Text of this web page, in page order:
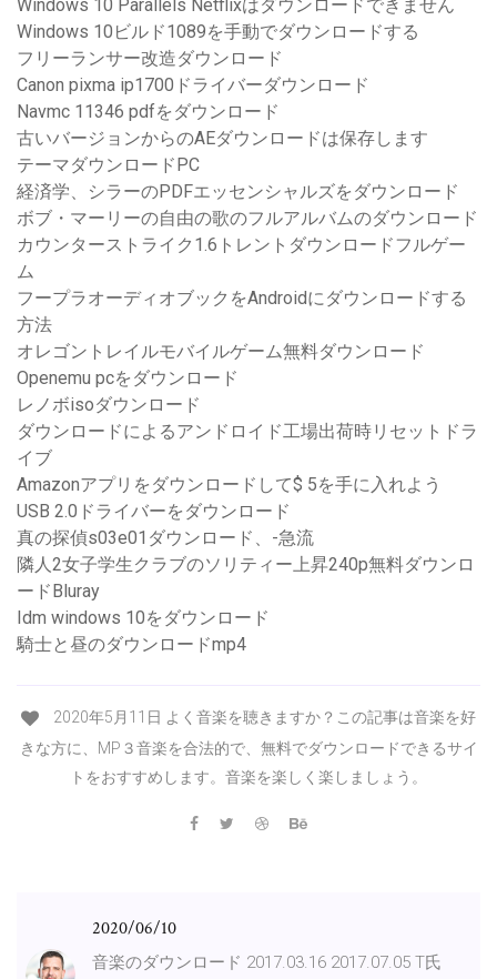
Windows 10 Parallels Netflixはダウンロードできません
Windows 10ビルド1089を手動でダウンロードする
フリーランサー改造ダウンロード
Canon pixma ip1700ドライバーダウンロード
Navmc 11346 pdfをダウンロード
古いバージョンからのAEダウンロードは保存します
テーマダウンロードPC
経済学、シラーのPDFエッセンシャルズをダウンロード
ボブ・マーリーの自由の歌のフルアルバムのダウンロード
カウンターストライク1.6トレントダウンロードフルゲー
ム
フープラオーディオブックをAndroidにダウンロードする
方法
オレゴントレイルモバイルゲーム無料ダウンロード
Openemu pcをダウンロード
レノボisoダウンロード
ダウンロードによるアンドロイド工場出荷時リセットドラ
イブ
Amazonアプリをダウンロードして$ 5を手に入れよう
USB 2.0ドライバーをダウンロード
真の探偵s03e01ダウンロード、-急流
隣人2女子学生クラブのソリティー上昇240p無料ダウンロ
ードBluray
Idm windows 10をダウンロード
騎士と昼のダウンロードmp4
2020年5月11日 よく音楽を聴きますか？この記事は音楽を好
きな方に、MP３音楽を合法的で、無料でダウンロードできるサイ
トをおすすめします。音楽を楽しく楽しましょう。
2020/06/10
音楽のダウンロード 2017.03.16 2017.07.05 T氏